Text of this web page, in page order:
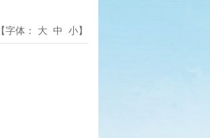
【字体： 大 中 小】